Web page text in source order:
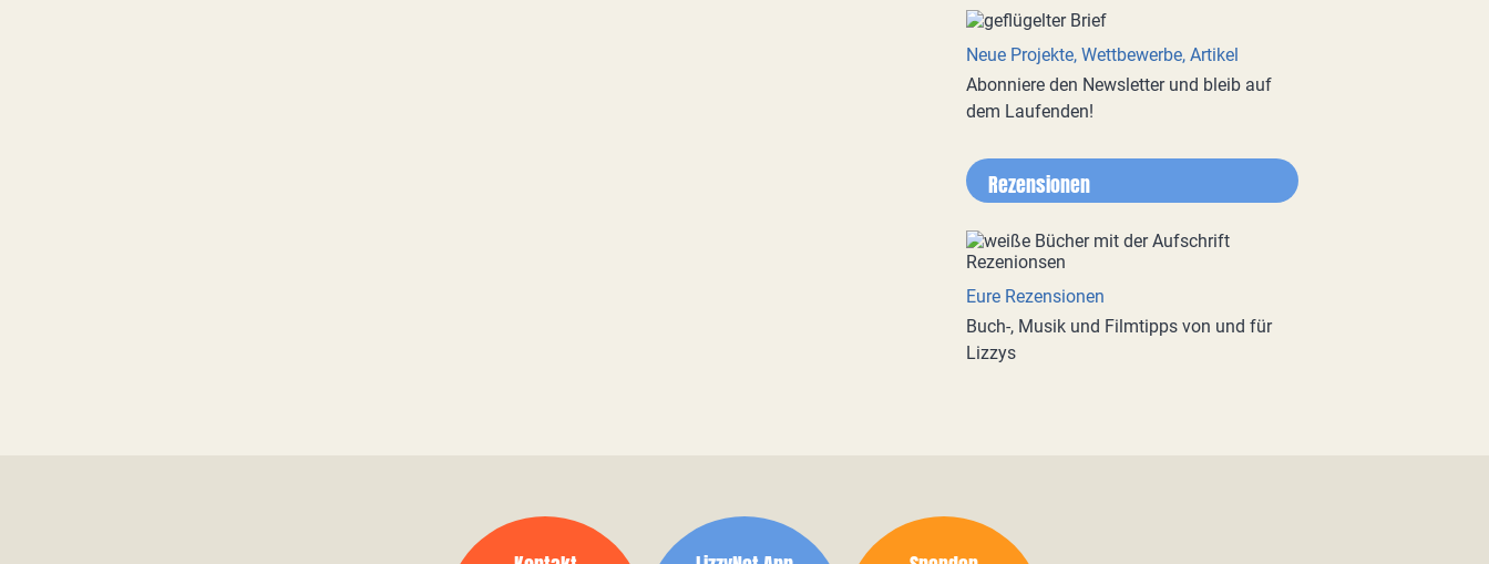
Neue Projekte, Wettbewerbe, Artikel
Abonniere den Newsletter und bleib auf
dem Laufenden!
Rezensionen
Eure Rezensionen
Buch-, Musik und Filmtipps von und für
Lizzys